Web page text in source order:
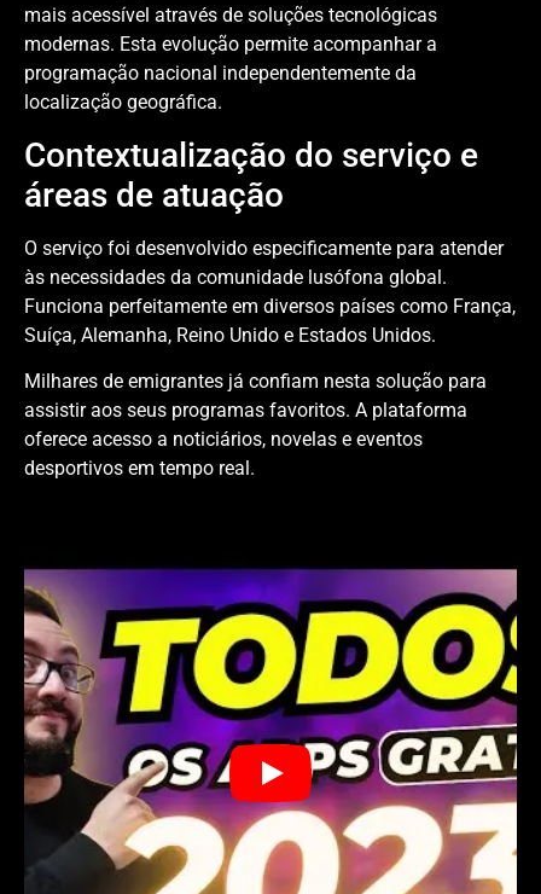
mais acessível através de soluções tecnológicas
modernas. Esta evolução permite acompanhar a
programação nacional independentemente da
localização geográfica.
Contextualização do serviço e
áreas de atuação
O serviço foi desenvolvido especificamente para atender
às necessidades da comunidade lusófona global.
Funciona perfeitamente em diversos países como França,
Suíça, Alemanha, Reino Unido e Estados Unidos.
Milhares de emigrantes já confiam nesta solução para
assistir aos seus programas favoritos. A plataforma
oferece acesso a noticiários, novelas e eventos
desportivos em tempo real.